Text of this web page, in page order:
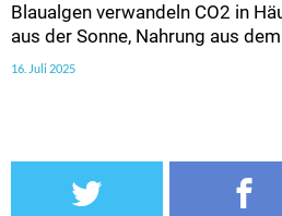
Blaualgen verwandeln CO2 in
aus der Sonne, Nahrung aus
16. Juli 2025